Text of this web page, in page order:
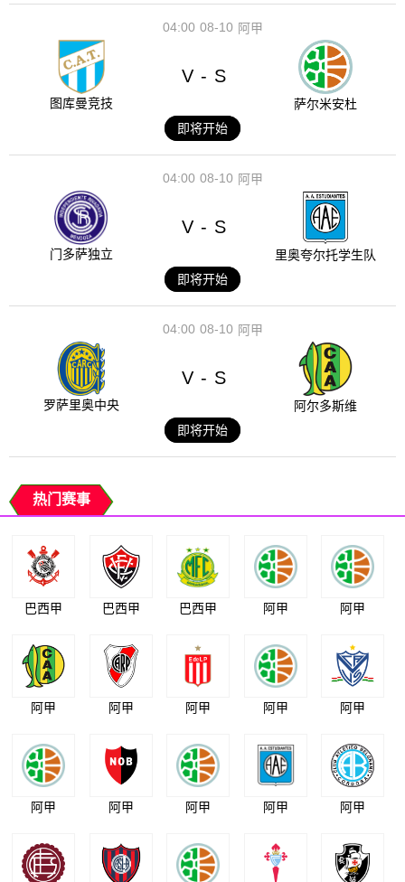
08-10
04:00 阿甲
图库曼竞技
V - S
萨尔米安杜
即将开始
08-10
04:00 阿甲
门多萨独立
V - S
里奥夸尔托学生队
即将开始
08-10
04:00 阿甲
罗萨里奥中央
V - S
阿尔多斯维
即将开始
热门赛事
巴西甲 巴西甲 巴西甲 阿甲 阿甲
阿甲 阿甲 阿甲 阿甲 阿甲
阿甲 阿甲 阿甲 阿甲 阿甲